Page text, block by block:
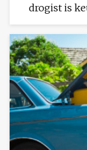
drogist is